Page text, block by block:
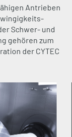
Antrieben
Schwer- und
gehören zum
der CYTEC